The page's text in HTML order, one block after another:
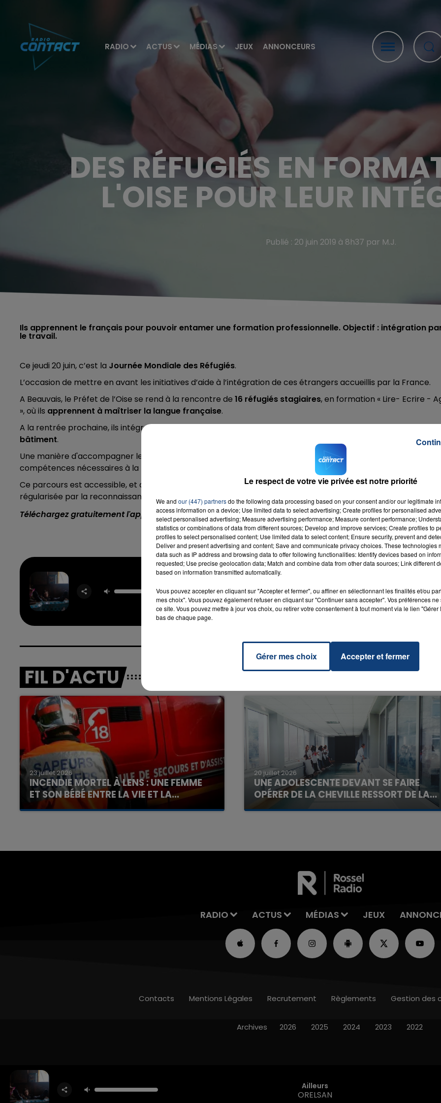
RADIO ACTUS MÉDIAS JEUX ANNONCEURS
DES RÉFUGIÉS EN
L'OISE POUR LEUR
Publié : 20 juin 2019 à 8h37 par M.J.
Ils apprennent le français pour pouvoir entamer une formation professionnelle. Objectif : intégration
le travail.
Ce jeudi 20 juin, c’est la Journée Mondiale des Réfugiés.
L’occasion de mettre en avant les initiatives d’aide à l’intégration de ces étrangers accueillis par la France.
A Beauvais, le Préfet de l’Oise se rend à la rencontre de 16 réfugiés stagiaires, en formation « Lire- Ecrire -
», où ils apprennent à maîtriser la langue française.
A la rentrée prochaine, ils intégreront leCFA d’Agnetzpour uneformation qualifiante dans les métiers du
bâtiment.
Une manière d'accompagner leur intégration dans la société française, en les aidant à acquérir les
compétences nécessaires à la recherche future d'un emploi.
Ce parcours est accessible, et accompagné par les services de l'Etat, une fois la situation des migrants
régularisée par la reconnaissance du statut de réfugiés.
Téléchargez gratuitement l'application Contact FM sur
et
Ailleurs
ORELSAN
RADIO CONTACT
FIL D'ACTU
23 juillet 2026
INCENDIE MORTEL À LENS : UNE FEMME
ET SON BÉBÉ ENTRE LA VIE ET LA...
Un homme s'est immolé par le feu après avoir
20 juillet 2026
UNE ADOLESCENTE DEVANT SE FAIRE
OPÉRER DE LA CHEVILLE RESSORT DE LA...
La famille a porté plainte contre la clinique qui a
7h00 - 11h00
La Team de l'été
RADIO ACTUS MÉDIAS JEUX
Ailleurs
ORELSAN
Contacts Mentions Légales Recrutement Règlements Gestion des
Archives 2026 2025 2024 2023 2022
Le respect de votre vie privée est notre priorité
We and our (447) partnersdo the following data processing based on your consent and/or our legitimate
access information on a device; Use limited data to select advertising; Create profiles for personalised
select personalised advertising; Measure advertising performance; Measure content performance;
statistics or combinations of data from different sources; Develop and improve services; Create profiles to
profiles to select personalised content; Use limited data to select content; Ensure security, prevent and
Deliver and present advertising and content; Save and communicate privacy choices. These technologies
data such as IP address and browsing data to offer following functionalities: Identify devices based on
requested; Use precise geolocation data; Match and combine data from other data sources; Link different
based on information transmitted automatically.
Vous pouvez accepter en cliquant sur "Accepter et fermer", ou affiner en sélectionnant les finalités et/ou
mes choix". Vous pouvez également refuser en cliquant sur "Continuer sans accepter". Vos préférences
ce site. Vous pouvez mettre à jour vos choix, ou retirer votre consentement à tout moment via le lien
bas de chaque page.
Gérer mes choix Accepter et fermer